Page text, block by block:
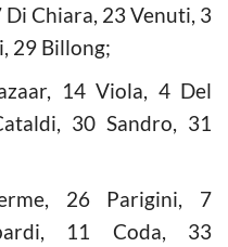
Di Chiara, 23 Venuti, 3
29 Billong;
14 Viola, 4 Del
30 Sandro, 31
26 Parigini, 7
11 Coda, 33